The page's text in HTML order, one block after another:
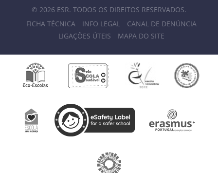
© 2026 ESR. TODOS OS DIREITOS RESERVADOS.
FICHA TÉCNICA
INFO LEGAL
CANAL DE DENÚNCIA
LIGAÇÕES ÚTEIS
MAPA DO SITE